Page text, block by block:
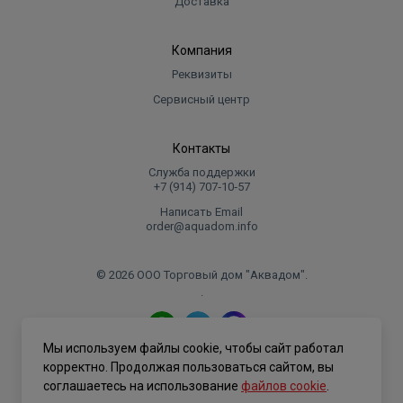
*Допустимые значения вязкости для различных
быть полностью заполнен жидкостью.
*** Величина высоты подъема воды приведена для
эксплуатации насоса при температуре окружающей
среды и перекачиваемой жидкости 20 °С и при нулевой
может быть меньше.
Компания
Реквизиты
Сервисный центр
Контакты
Служба поддержки
+7 (914) 707‑10‑57
Написать Email
order@aquadom.info
© 2026 ООО Торговый дом "Аквадом".
.
Политика конфиденциальности
Мы используем файлы cookie, чтобы сайт работал
корректно. Продолжая пользоваться сайтом, вы
соглашаетесь на использование файлов cookie